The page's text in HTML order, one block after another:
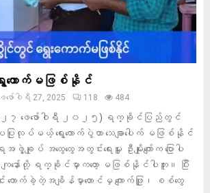
ကောက်မဖြစ်နိုင်
ေ‌ဖော်ဝါရီ 27, 2025 118 484
၇ ဖေဖော်ဝါရီ ၂၀၂၅) ရက္ခိုင်ပြည်တွင်
ြုလုပ်မယ့် ရွေးကောက်ပွဲဟာ သေချာပေါက် မဖြစ်နိုင်
ပ် အထွေထွေအတွင်းရေးမှူး ဦးမျိုးကျော်က ပြောပါ
ကျနော်တို့ ရက္ခိုင်မှာကတော့ မဖြစ်နိုင်ပါဘူး။ ပြီး
ကောက်ခဲ့တဲ့အချိန်မှာတောင်မှ ကျောက်ဖြူ၊ စစ်တွေ